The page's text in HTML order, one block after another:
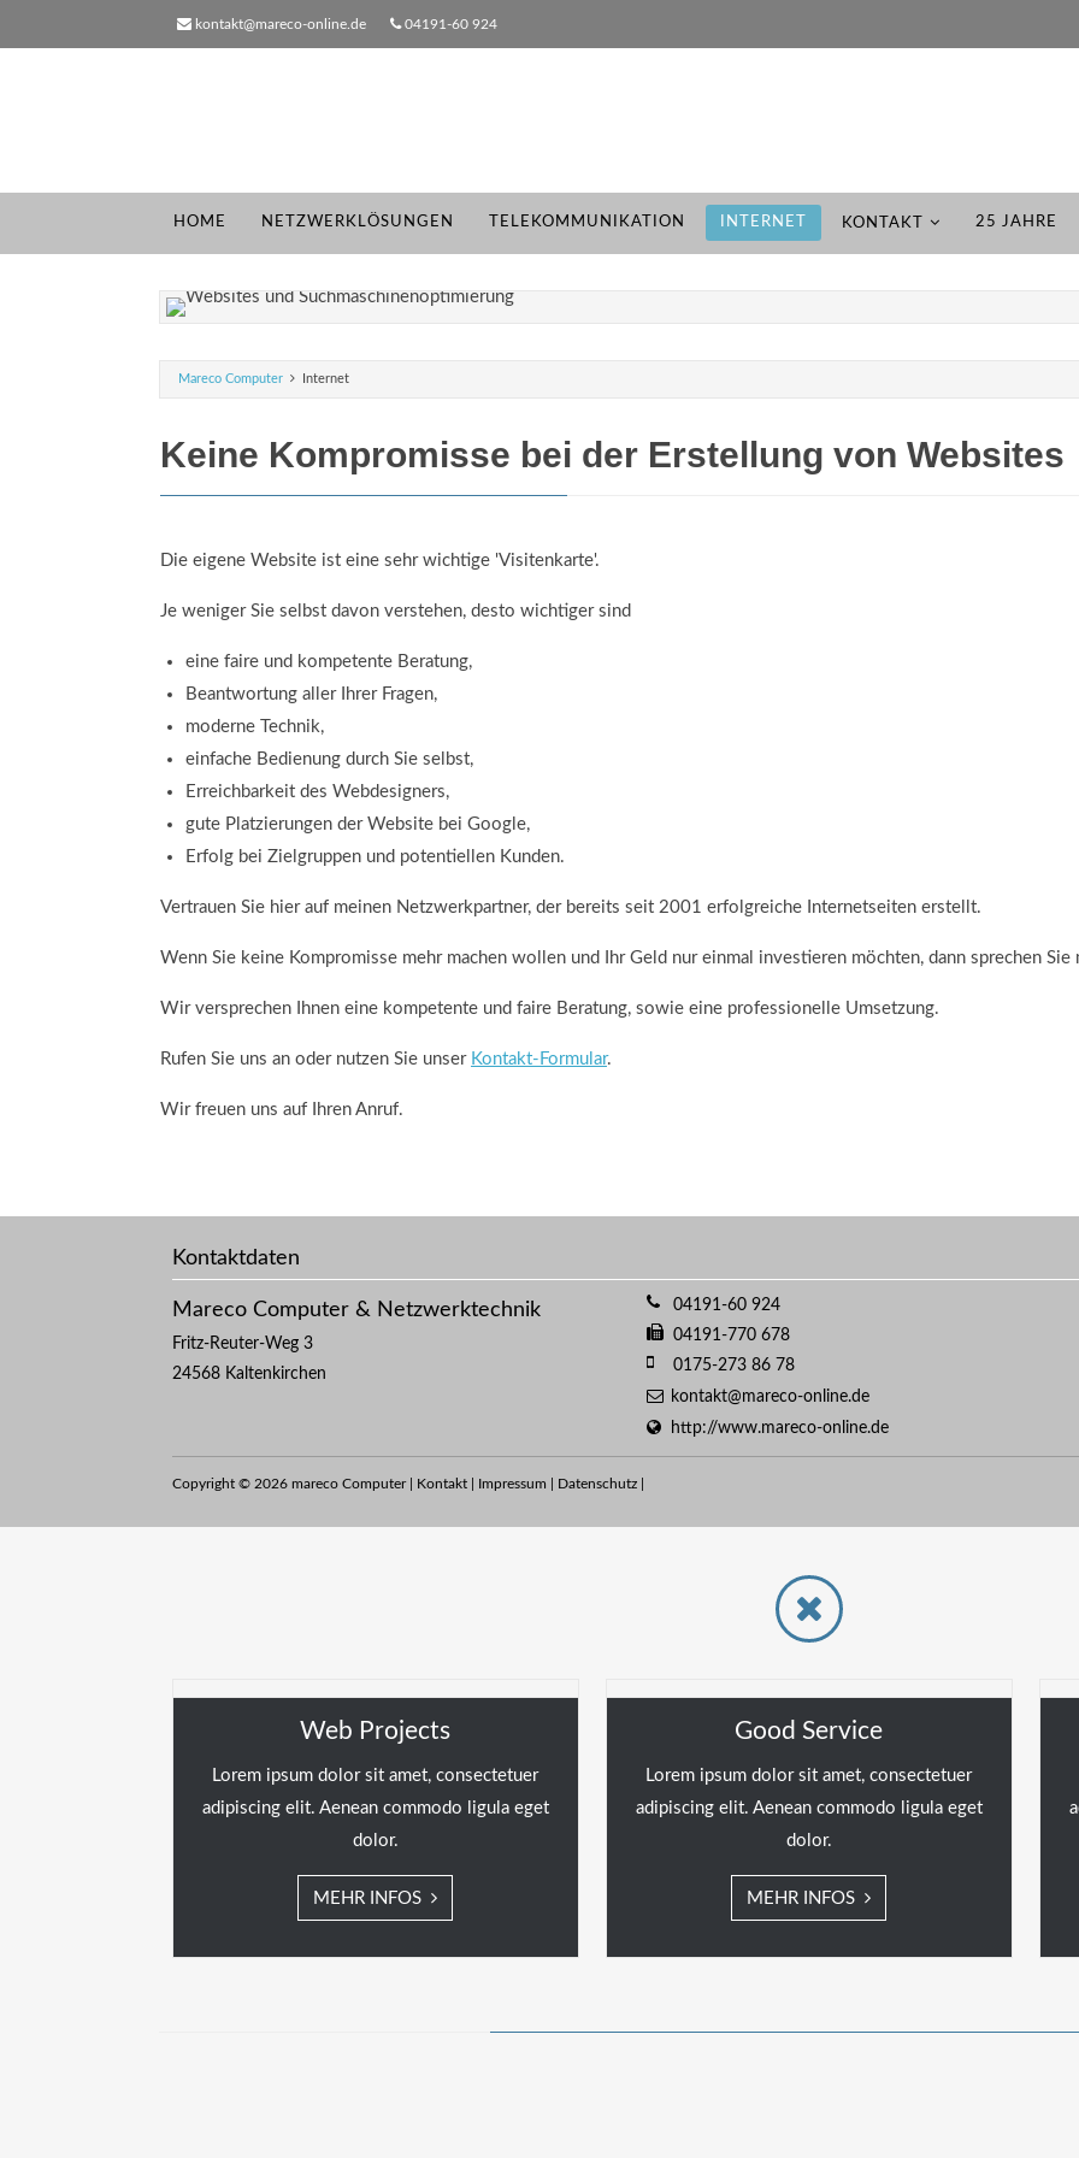
kontakt@mareco-online.de 04191-60 924
HOME NETZWERKLÖSUNGEN TELEKOMMUNIKATION INTERNET KONTAKT 25 JAHRE
Mareco Computer Internet
Keine Kompromisse bei der Erstellung von Websites
Die eigene Website ist eine sehr wichtige 'Visitenkarte'.
Je weniger Sie selbst davon verstehen, desto wichtiger sind
eine faire und kompetente Beratung,
Beantwortung aller Ihrer Fragen,
moderne Technik,
einfache Bedienung durch Sie selbst,
Erreichbarkeit des Webdesigners,
gute Platzierungen der Website bei Google,
Erfolg bei Zielgruppen und potentiellen Kunden.
Vertrauen Sie hier auf meinen Netzwerkpartner, der bereits seit 2001 erfolgreiche Internetseiten erstellt.
Wenn Sie keine Kompromisse mehr machen wollen und Ihr Geld nur einmal investieren möchten, dann sprechen Sie
Wir versprechen Ihnen eine kompetente und faire Beratung, sowie eine professionelle Umsetzung.
Rufen Sie uns an oder nutzen Sie unser Kontakt-Formular.
Wir freuen uns auf Ihren Anruf.
Kontaktdaten
Mareco Computer & Netzwerktechnik
Fritz-Reuter-Weg 3
24568 Kaltenkirchen
04191-60 924
04191-770 678
0175-273 86 78
kontakt@mareco-online.de
http://www.mareco-online.de
Copyright © 2026 mareco Computer | Kontakt| Impressum Datenschutz|
Web Projects
Lorem ipsum dolor sit amet, consectetuer
adipiscing elit. Aenean commodo ligula eget
dolor.
MEHR INFOS
Good Service
Lorem ipsum dolor sit amet, consectetuer
adipiscing elit. Aenean commodo ligula eget
dolor.
MEHR INFOS